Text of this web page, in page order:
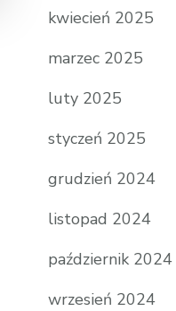
kwiecień 2025
marzec 2025
luty 2025
styczeń 2025
grudzień 2024
listopad 2024
październik 2024
wrzesień 2024